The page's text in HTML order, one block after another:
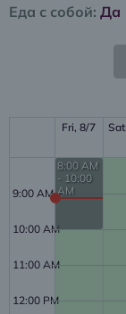
Еда с собой: Да
Fri, 8/7
9:00 AM
10:00 AM
11:00 AM
12:00 PM
8:00 AM
- 10:00
AM